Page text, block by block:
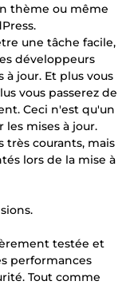
thème ou même
une tâche facile,
développeurs
jour. Et plus vous
vous passerez de
Ceci n'est qu'un
mises à jour.
très courants, mais
lors de la mise à
testée et
performances
Tout comme